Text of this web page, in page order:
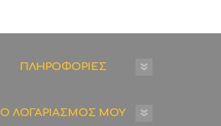
ΠΛΗΡΟΦΟΡΙΕΣ
Ο ΛΟΓΑΡΙΑΣΜΟΣ ΜΟΥ